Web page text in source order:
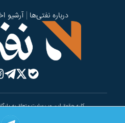
درباره نفتی‌ها آرشیو
کلیه حقوق این وب سایت متعلق به